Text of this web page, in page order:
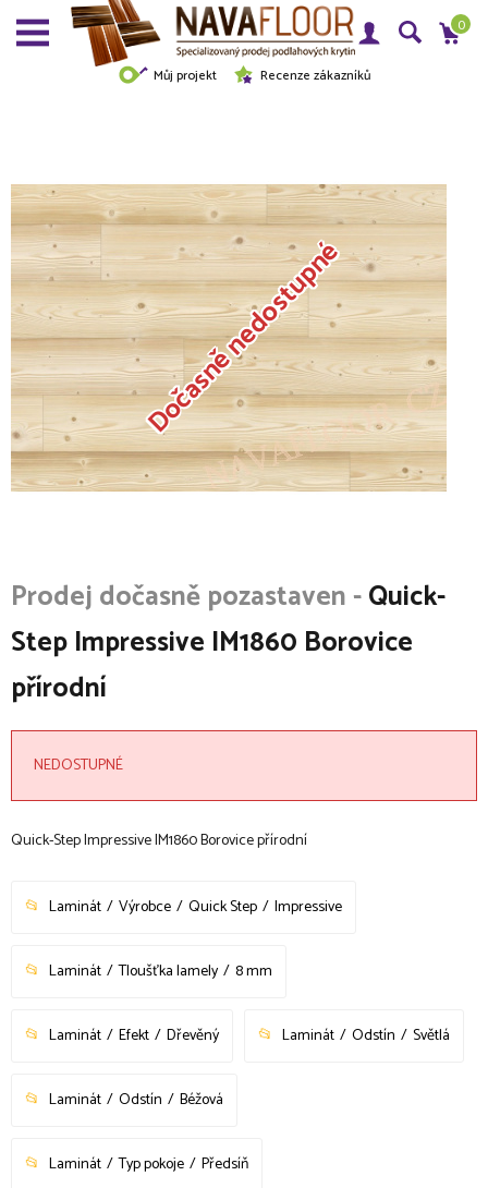
Můj projekt Recenze zákazníků
0
Dočasně nedostupné
Quick-
Step Impressive IM1860 Borovice
přírodní
NEDOSTUPNÉ
Quick-Step Impressive IM1860 Borovice přírodní
Laminát Výrobce Quick Step Impressive
Laminát Tloušťka lamely 8 mm
Laminát Efekt Dřevěný Laminát Odstín Světlá
Laminát Odstín Béžová
Laminát Typ pokoje Předsíň